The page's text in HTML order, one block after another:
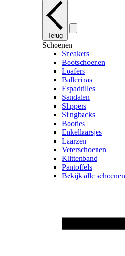
Terug
Schoenen
Sneakers
Bootschoenen
Loafers
Ballerinas
Espadrilles
Sandalen
Slippers
Slingbacks
Booties
Enkellaarsjes
Laarzen
Veterschoenen
Klittenband
Pantoffels
Bekijk alle schoenen